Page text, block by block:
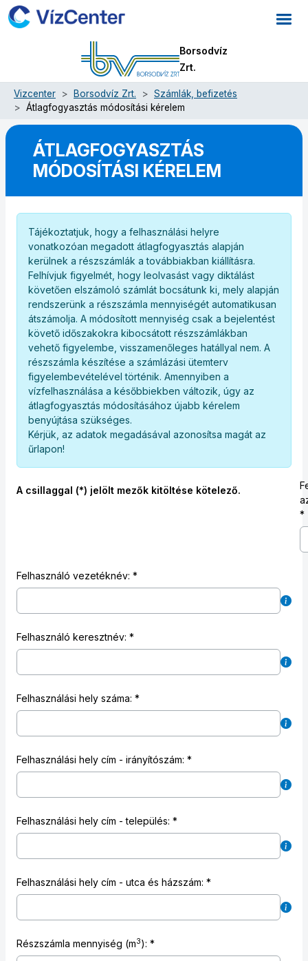
Borsodvíz
Zrt.
Vizcenter Borsodvíz Zrt.
Számlák, befizetés
Átlagfogyasztás módosítási kérelem
ÁTLAGFOGYASZTÁS
MÓDOSÍTÁSI KÉRELEM
Tájékoztatjuk, hogy a felhasználási helyre
vonatkozóan megadott átlagfogyasztás alapján
kerülnek a részszámlák a továbbiakban kiállításra.
Felhívjuk figyelmét, hogy leolvasást vagy diktálást
követően elszámoló számlát bocsátunk ki, mely alapján
rendszerünk a részszámla mennyiségét automatikusan
átszámolja. A módosított mennyiség csak a bejelentést
követő időszakokra kibocsátott részszámlákban
vehető figyelembe, visszamenőleges hatállyal nem. A
részszámla készítése a számlázási ütemterv
figyelembevételével történik. Amennyiben a
vízfelhasználása a későbbiekben változik, úgy az
átlagfogyasztás módosításához újabb kérelem
benyújtása szükséges.
Kérjük, az adatok megadásával azonosítsa magát az
űrlapon!
A csillaggal (*) jelölt mezők kitöltése kötelező.
Felhasználó vezetéknév:
Felhasználó keresztnév:
Felhasználási hely száma:
Felhasználási hely cím - irányítószám:
Felhasználási hely cím - település:
Felhasználási hely cím - utca és házszám:
Részszámla mennyiség (m3)köbméter
: